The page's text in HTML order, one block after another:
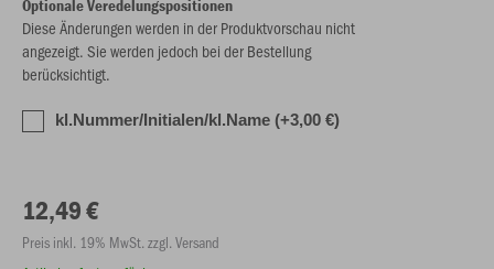
Optionale Veredelungspositionen
Diese Änderungen werden in der Produktvorschau nicht
angezeigt. Sie werden jedoch bei der Bestellung
berücksichtigt.
kl.Nummer/Initialen/kl.Name (+3,00 €)
12,49 €
Preis inkl. 19% MwSt. zzgl. Versand